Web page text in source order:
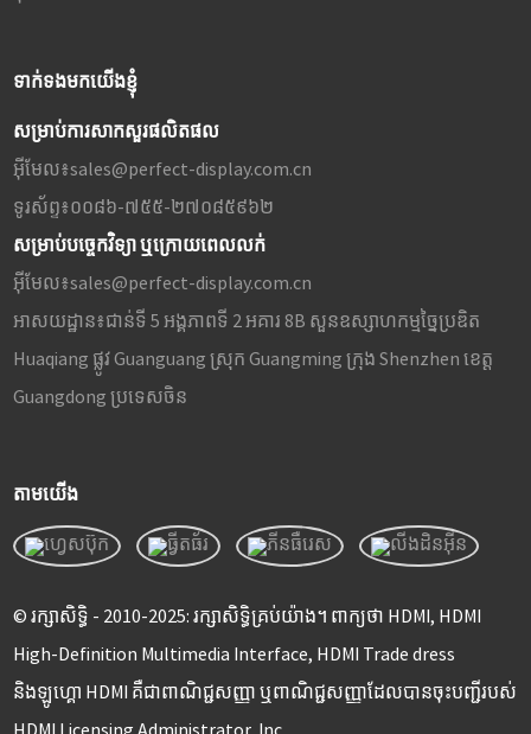
ទាក់ទងមកយើងខ្ញុំ
សម្រាប់ការសាកសួរផលិតផល
អ៊ីមែល៖sales@perfect-display.com.cn
ទូរស័ព្ទ៖០០៨៦-៧៥៥-២៧០៨៥៩៦២
សម្រាប់បច្ចេកវិទ្យា ឬក្រោយពេលលក់
អ៊ីមែល៖sales@perfect-display.com.cn
អាសយដ្ឋាន៖ជាន់ទី 5 អង្គភាពទី 2 អគារ 8B សួនឧស្សាហកម្មច្នៃប្រឌិត
Huaqiang ផ្លូវ Guanguang ស្រុក Guangming ក្រុង Shenzhen ខេត្ត
Guangdong ប្រទេសចិន
តាមយើង
© រក្សាសិទ្ធិ - 2010-2025: រក្សាសិទ្ធិគ្រប់យ៉ាង។ ពាក្យថា HDMI, HDMI
High-Definition Multimedia Interface, HDMI Trade dress
និងឡូហ្គោ HDMI គឺជាពាណិជ្ជសញ្ញា ឬពាណិជ្ជសញ្ញាដែលបានចុះបញ្ជីរបស់
HDMI Licensing Administrator, Inc.